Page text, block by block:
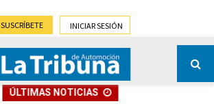
SUSCRÍBETE INICIAR SESIÓN
ÚLTIMAS NOTICIAS